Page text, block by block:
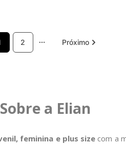
2
Sobre a Elian
feminina e plus size com a